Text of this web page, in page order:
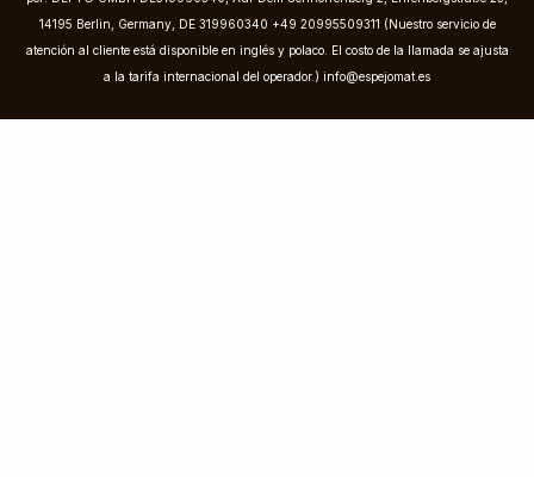
14195 Berlin, Germany, DE 319960340 +49 20995509311 (Nuestro servicio de
atención al cliente está disponible en inglés y polaco. El costo de la llamada se ajusta
a la tarifa internacional del operador.) info@espejomat.es